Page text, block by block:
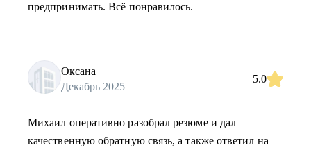
предпринимать. Всё понравилось.
Оксана
Декабрь 2025
5.0
Михаил оперативно разобрал резюме и дал
качественную обратную связь, а также ответил на